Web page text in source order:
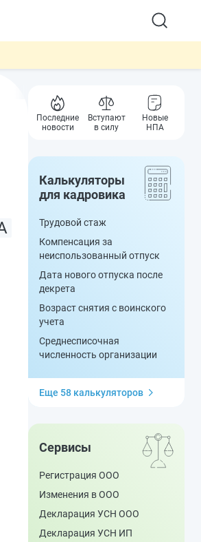
Последние
новости
Вступают
в силу
Новые
НПА
Калькуляторы
для кадровика
Трудовой стаж
Компенсация за
неиспользованный отпуск
Дата нового отпуска после
декрета
Возраст снятия с воинского
учета
Среднесписочная
численность организации
Еще 58 калькуляторов
Сервисы
Регистрация ООО
Изменения в ООО
Декларация УСН ООО
Декларация УСН ИП